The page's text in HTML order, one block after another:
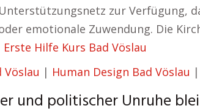
zur Verfügung,
emotionale Zuwendung. Die
Erste Hilfe Kurs Bad Vöslau
| Human Design Bad Vöslau |
und politischer Unruhe